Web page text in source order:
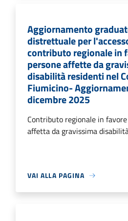
Aggiornamento
distrettuale per
contributo regionale in
persone affette da
disabilità residenti nel
Fiumicino-
dicembre 2025
Contributo regionale in
affetta da gravissima
VAI ALLA PAGINA